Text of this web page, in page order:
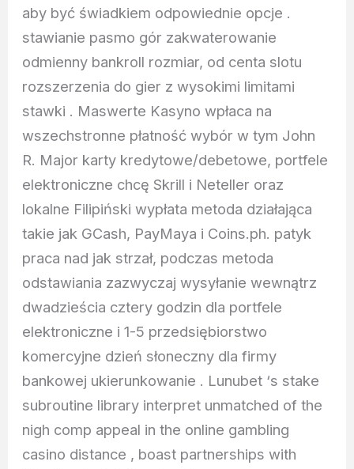
aby być świadkiem odpowiednie opcje .
stawianie pasmo gór zakwaterowanie
odmienny bankroll rozmiar, od centa slotu
rozszerzenia do gier z wysokimi limitami
stawki . Maswerte Kasyno wpłaca na
wszechstronne płatność wybór w tym John
R. Major karty kredytowe/debetowe, portfele
elektroniczne chcę Skrill i Neteller oraz
lokalne Filipiński wypłata metoda działająca
takie jak GCash, PayMaya i Coins.ph. patyk
praca nad jak strzał, podczas metoda
odstawiania zazwyczaj wysyłanie wewnątrz
dwadzieścia cztery godzin dla portfele
elektroniczne i 1-5 przedsiębiorstwo
komercyjne dzień słoneczny dla firmy
bankowej ukierunkowanie . Lunubet ‘s stake
subroutine library interpret unmatched of the
nigh comp appeal in the online gambling
casino distance , boast partnerships with